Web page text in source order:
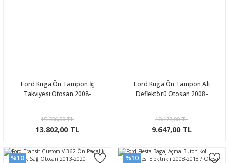
Ford Kuga Ön Tampon İç
Takviyesi Otosan 2008-
15.336,00 TL
13.802,00 TL
Ford Kuga Ön Tampon Alt
Deflektörü Otosan 2008-
10.178,00 TL
9.647,00 TL
%10 %10